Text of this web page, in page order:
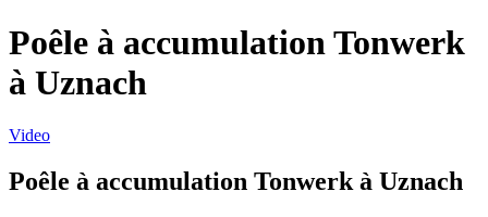
Poêle à accumulation Tonwerk
à Uznach
Video
Poêle à accumulation Tonwerk à Uznach